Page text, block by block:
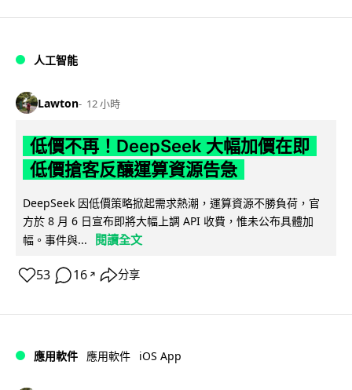
人工智能
Lawton 12 小時
低價不再！DeepSeek 大幅加價在即
低價搶客反釀運算資源告急
DeepSeek 因低價策略掀起需求熱潮，運算資源不勝負荷，官
方於 8 月 6 日宣布即將大幅上調 API 收費，惟未公布具體加
幅。事件與...
閱讀全文
53 16 ↗ 分享
應用軟件 應用軟件 iOS App